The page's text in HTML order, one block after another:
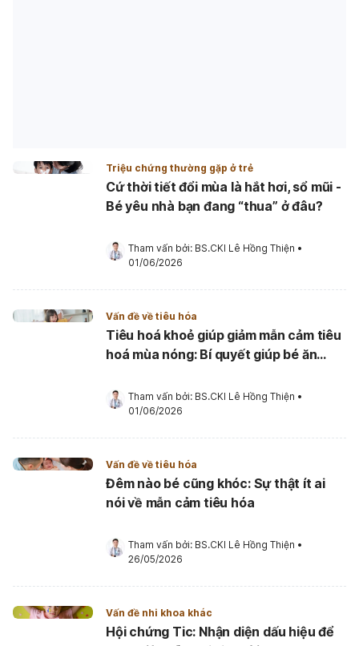
Triệu chứng thường gặp ở trẻ
Cứ thời tiết đổi mùa là hắt hơi, sổ mũi -
Bé yêu nhà bạn đang “thua” ở đâu?
Tham vấn bởi: BS.CKI Lê Hồng Thiện •
01/06/2026
Vấn đề về tiêu hóa
Tiêu hoá khoẻ giúp giảm mẫn cảm tiêu
hoá mùa nóng: Bí quyết giúp bé ăn
Tham vấn bởi: BS.CKI Lê Hồng Thiện •
01/06/2026
Vấn đề về tiêu hóa
Đêm nào bé cũng khóc: Sự thật ít ai
nói về mẫn cảm tiêu hóa
Tham vấn bởi: BS.CKI Lê Hồng Thiện •
26/05/2026
Vấn đề nhi khoa khác
Hội chứng Tic: Nhận diện dấu hiệu để